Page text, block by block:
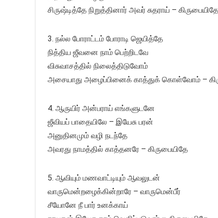
சிருஷ்டித்தே நிறுத்தினார் அவர் சுதராய் – கிருபையிதே
3. நல்ல போராட்டம் போராடி ஜெயித்தே
நித்திய ஜீவனை நாம் பெற்றிடவே
விசுவாசத்தில் நிலைத்திடுவோம்
அசையாது அழைப்பினைக் காத்துக் கொள்வோம் –
4. ஆருயிர் அன்பராய் எங்களுடனே
ஜீவியப் பாதையிலே – இயேசு பரன்
அனுதினமும் வழி நடந்தே
அவரது நாமத்தில் காத்தனரே – கிருபையிதே
5. ஆவியும் மணவாட்டியும் ஆவலுடன்
வாருமென்றழைக்கின்றாரே – வாருமென்பீர்
சீயோனே நீ பார் உனக்காய்